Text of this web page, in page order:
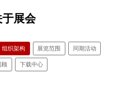
于展会
组织架构 展览范围 同期活动
顾 下载中心